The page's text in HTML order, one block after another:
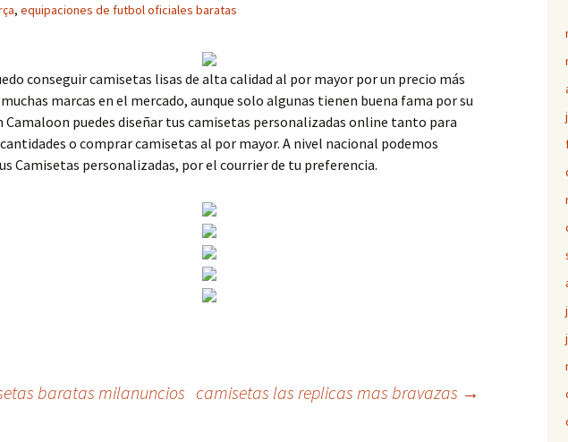
, equipaciones de futbol oficiales baratas
conseguir camisetas lisas de alta calidad al por mayor por un precio más
marcas en el mercado, aunque solo algunas tienen buena fama por su
Camaloon puedes diseñar tus camisetas personalizadas online tanto para
o comprar camisetas al por mayor. A nivel nacional podemos
Camisetas personalizadas, por el courrier de tu preferencia.
baratas milanuncios camisetas las replicas mas bravazas →